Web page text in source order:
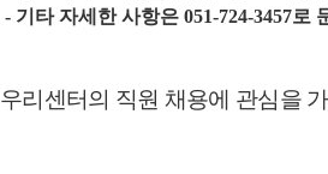
- 기타 자세한 사항은 051-724-3457로
우리센터의 직원 채용에 관심을
기장지역자